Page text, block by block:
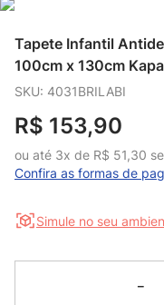
Tapete Infantil
100cm x 130cm
SKU: 4031BRILABI
R$ 153,90
ou até 3x de R$ 51,30
Confira as formas de
Simule no seu
－